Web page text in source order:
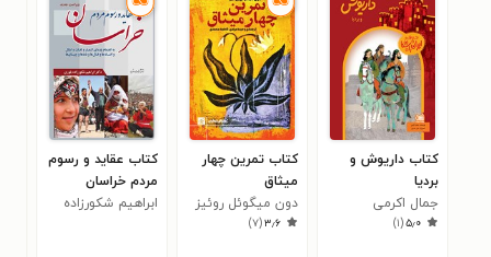
کتاب داریوش و
بردیا
جمال اکرمی
۵٫۰(۱)
کتاب تمرین چهار
میثاق
دون میگوئل روئیز
۳٫۶(۷)
کتاب عقاید و رسوم
مردم خراسان
ابراهیم شکورزاده